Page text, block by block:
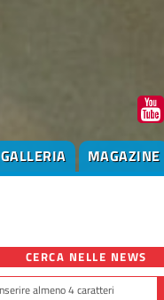
GALLERIA MAGAZINE
CERCA NELLE NEWS